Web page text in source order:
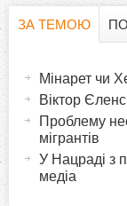
ЗА ТЕМОЮ
Мінарет чи
Віктор
Проблему
мігрантів
У Нацраді з
медіа